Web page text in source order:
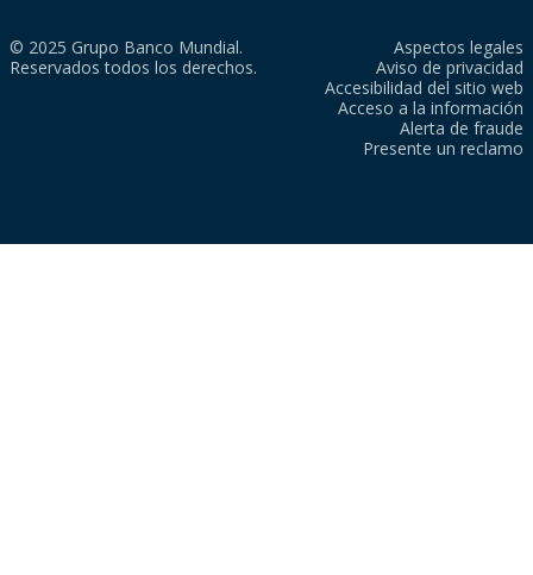
© 2025 Grupo Banco Mundial.
Reservados todos los derechos.
Aspectos legales
Aviso de privacidad
Accesibilidad del sitio web
Acceso a la información
Alerta de fraude
Presente un reclamo